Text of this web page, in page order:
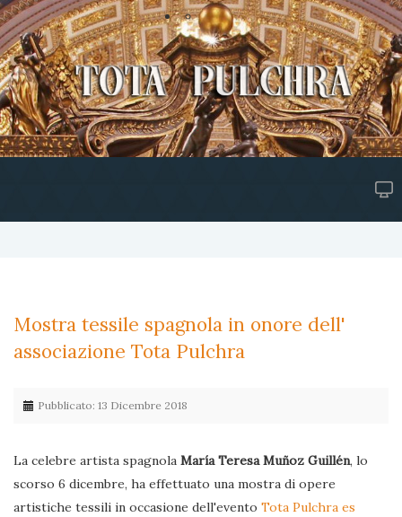
Mostra tessile spagnola in onore dell'
associazione Tota Pulchra
Pubblicato: 13 Dicembre 2018
La celebre artista spagnola María Teresa Muñoz Guillén, lo
scorso 6 dicembre, ha effettuato una mostra di opere
artistiche tessili in occasione dell'evento Tota Pulchra es